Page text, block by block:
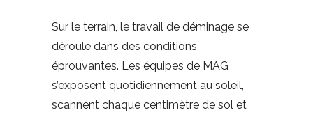
Sur le terrain, le travail de déminage se
déroule dans des conditions
éprouvantes. Les équipes de MAG
s’exposent quotidiennement au soleil,
scannent chaque centimètre de sol et